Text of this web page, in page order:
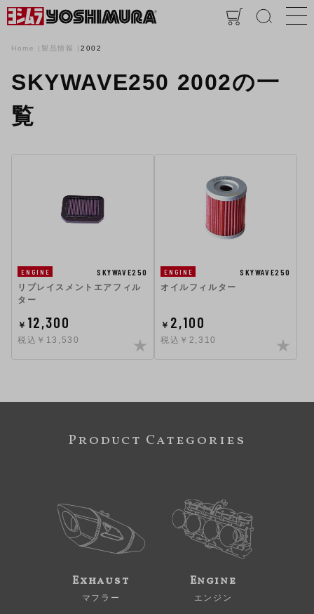
Home 製品情報 2002
SKYWAVE250 2002の一
覧
ENGINE
SKYWAVE250
リプレイスメントエアフィル
ター
￥ 12,300
税込￥13,530
ENGINE
SKYWAVE250
オイルフィルター
￥ 2,100
税込￥2,310
Product Categories
Exhaust
マフラー
Engine
エンジン